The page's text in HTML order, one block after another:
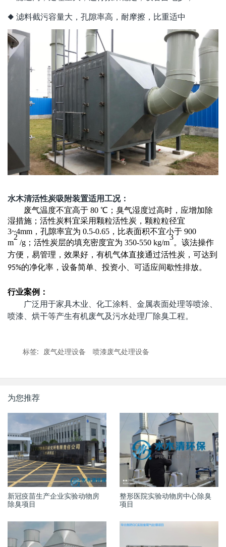
◆ 滤料截污容量大，孔隙率高，耐摩擦，比重适中
水木清活性炭吸附装置适用工况：
废气温度不宜高于 80 ℃ ； 臭气湿度过高时，应增加除
湿措施；活性炭料宜采用颗粒活性炭，颗粒粒径宜
3~4mm ，孔隙率宜为 0.5-0.65 ，比表面积不宜小于 900
m
2
/g ；活性炭层的填充密度宜为 350-550 kg/m
3
。该法操作
方便，易管理，效果好，有机气体直接通过活性炭，可达到
95%的净化率，设备简单、投资小 、可适应间歇性排放。
行业案例：
广泛用于家具木业、化工涂料、金属表面处理等喷涂、
喷漆、烘干等产生有机废气及污水处理厂除臭工程。
标签: 废气处理设备 喷漆废气处理设备
为您推荐
新冠疫苗生产企业实验动物房
除臭项目
整形医院实验动物房中心除臭
项目